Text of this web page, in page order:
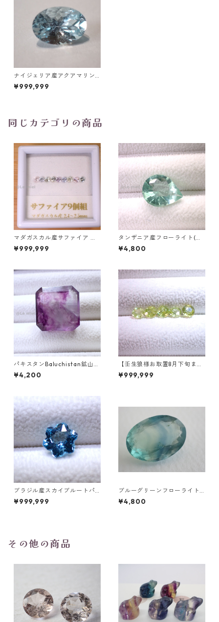
ナイジェリア産アクアマリン
オーバルカットルース 0.75ct
6.9mm*4.8mm*3.7mm
¥999,999
同じカテゴリの商品
マダガスカル産サファイア ル
ース 9個組 2.4～2.5mm
¥999,999
タンザニア産フローライト(蛍
光) ペアシェイプカットルース
5.46ct 13.8mm*10.8mm*7.0
¥4,800
パキスタンBaluchistan鉱山産
フローライト スクエアカット
ルース 34.4ct 20 x 19.6 x 11
¥4,200
【壬生狼様お取置8月下旬ま
で】マダガスカル産スフェー
ン ラウンドカットルース 0.45
¥999,999
ブラジル産スカイブルートパ
ーズ スノーフレークカットル
ース 1.5ct 7.0mm*7.0mm*4.
¥999,999
ブルーグリーンフローライト
オーバルカットルース 10.2ct
15.4mm*11.1mm*8.0mm
¥4,800
その他の商品